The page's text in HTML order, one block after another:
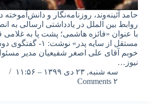
حامد آئینه‌وند، روزنامه‌نگار و دانش‌آموخته
روابط بین الملل در یادداشتی ارسالی به
با عنوان «فائزه هاشمی؛ پشت پا به غلامی
مستقل از سایه پدر» نوشت: ۱-
خوبم آقای علی اصغر شفیعیان مدیر
نیوز…
سه شنبه, ۲۳ دی ۱۳۹۹ – ۱۱:۵۶
۲ Comments